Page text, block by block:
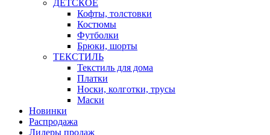
ДЕТСКОЕ
Кофты, толстовки
Костюмы
Футболки
Брюки, шорты
ТЕКСТИЛЬ
Текстиль для дома
Платки
Носки, колготки, трусы
Маски
Новинки
Распродажа
Лидеры продаж